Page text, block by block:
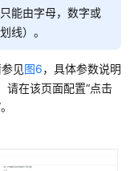
能由字母，数字或
线）。
见图6，具体参数说明
请在该页面配置“点击